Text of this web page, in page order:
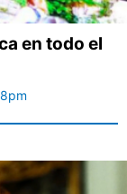
en todo el